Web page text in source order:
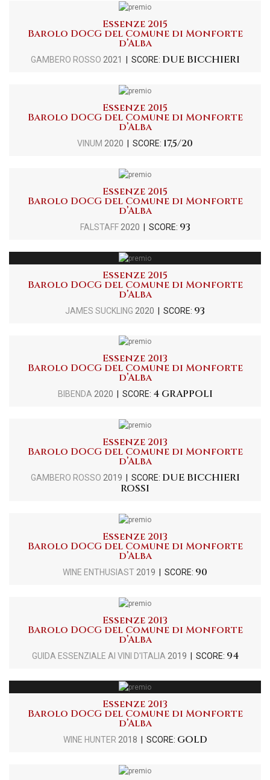
Essenze 2015
Barolo DOCG del Comune di Monforte
d’Alba
GAMBERO ROSSO 2021 | SCORE: DUE BICCHIERI
Essenze 2015
Barolo DOCG del Comune di Monforte
d’Alba
VINUM 2020 | SCORE: 17,5/20
Essenze 2015
Barolo DOCG del Comune di Monforte
d’Alba
FALSTAFF 2020 | SCORE: 93
Essenze 2015
Barolo DOCG del Comune di Monforte
d’Alba
JAMES SUCKLING 2020 | SCORE: 93
Essenze 2013
Barolo DOCG del Comune di Monforte
d’Alba
BIBENDA2020 | SCORE: 4 GRAPPOLI
Essenze 2013
Barolo DOCG del Comune di Monforte
d’Alba
GAMBERO ROSSO 2019 | SCORE: DUE BICCHIERI
ROSSI
Essenze 2013
Barolo DOCG del Comune di Monforte
d’Alba
WINE ENTHUSIAST 2019 | SCORE: 90
Essenze 2013
Barolo DOCG del Comune di Monforte
d’Alba
GUIDA ESSENZIALE AI VINI D'ITALIA 2019 | SCORE: 94
Essenze 2013
Barolo DOCG del Comune di Monforte
d’Alba
WINE HUNTER 2018 | SCORE: GOLD